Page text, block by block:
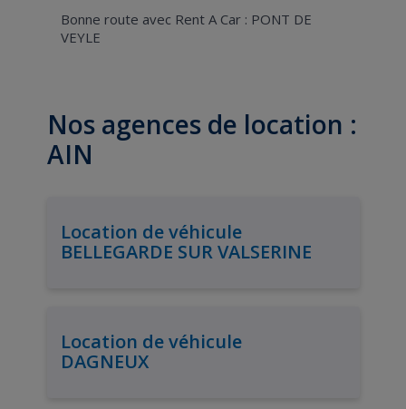
Bonne route avec Rent A Car : PONT DE
VEYLE
Nos agences de location :
AIN
Location de véhicule
BELLEGARDE SUR VALSERINE
Location de véhicule
DAGNEUX